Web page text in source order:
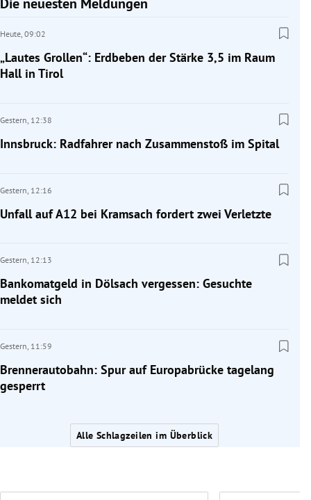
Heute, 09:02
„Lautes Grollen“: Erdbeben der Stärke 3,5 im Raum
Hall in Tirol
Gestern, 12:38
Innsbruck: Radfahrer nach Zusammenstoß im Spital
Gestern, 12:16
Unfall auf A12 bei Kramsach fordert zwei Verletzte
Gestern, 12:13
Bankomatgeld in Dölsach vergessen: Gesuchte
meldet sich
Gestern, 11:59
Brennerautobahn: Spur auf Europabrücke tagelang
gesperrt
Alle Schlagzeilen im Überblick